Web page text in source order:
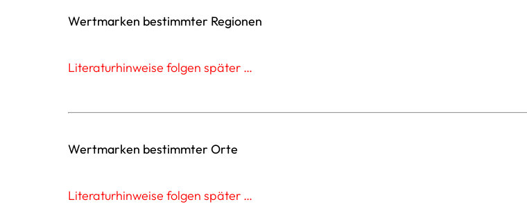
Wertmarken bestimmter Regionen
Literaturhinweise folgen später …
Wertmarken bestimmter Orte
Literaturhinweise folgen später …